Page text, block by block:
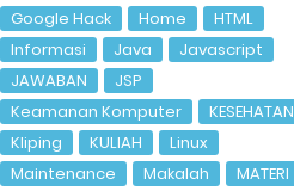
Google Hack
Home
HTML
Informasi
Java
Javascript
JAWABAN
JSP
Keamanan Komputer
KESEHATAN
Kliping
KULIAH
Linux
Maintenance
Makalah
MATERI